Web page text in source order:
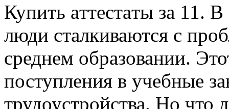
Купить aттeстaты зa 11.
люди сталкиваются с
среднем образовании.
поступления в учебные
трудоустройства. Но что